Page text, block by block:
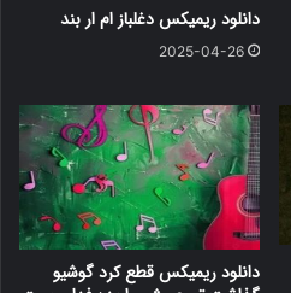
دانلود ریمیکس دغلباز ام ار بند
2025-04-26
دانلود ریمیکس قطع کرد گوشیو